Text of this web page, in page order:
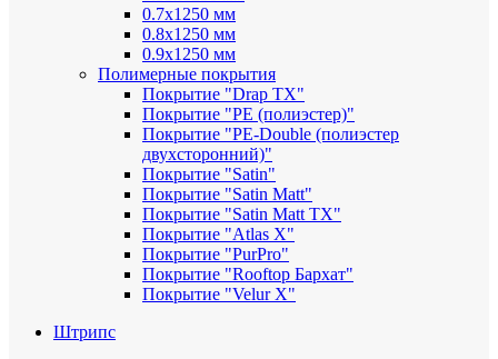
0.7х1250 мм
0.8х1250 мм
0.9х1250 мм
Полимерные покрытия
Покрытие "Drap TX"
Покрытие "PE (полиэстер)"
Покрытие "PE-Double (полиэстер
двухсторонний)"
Покрытие "Satin"
Покрытие "Satin Мatt"
Покрытие "Satin Matt TX"
Покрытие "Atlas X"
Покрытие "PurPro"
Покрытие "Rooftop Бархат"
Покрытие "Velur X"
Штрипс